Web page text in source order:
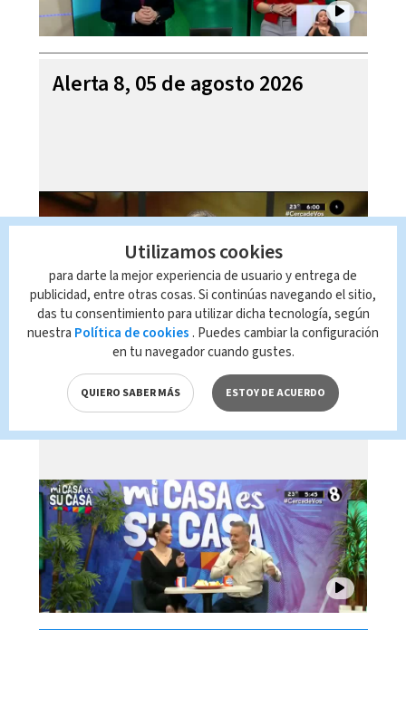
Alerta 8, 05 de agosto 2026
Mi Casa es su Casa, 05 de
agosto 2026
Utilizamos cookies
para darte la mejor experiencia de usuario y entrega de
publicidad, entre otras cosas. Si continúas navegando el sitio,
das tu consentimiento para utilizar dicha tecnología, según
nuestra Política de cookies . Puedes cambiar la configuración
en tu navegador cuando gustes.
QUIERO SABER MÁS ESTOY DE ACUERDO